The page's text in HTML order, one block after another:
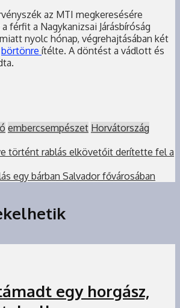
az MTI megkeresésére
férfit a Nagykanizsai Járásbíróság
nyolc hónap, végrehajtásában két
börtönre ítélte. A döntést a vádlott és
embercsempészet Horvátország
történt rablás elkövetőit derítette fel a
egy bárban Salvador fővárosában
egy horgász,